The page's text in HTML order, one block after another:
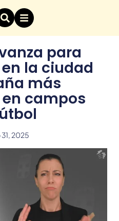
para
la ciudad
más
campos
2025